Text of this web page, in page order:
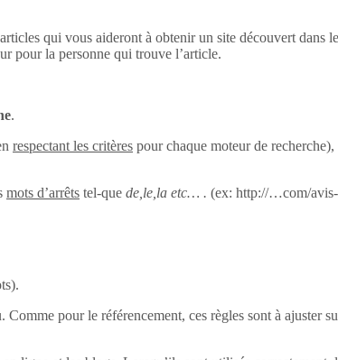
qui vous aideront à obtenir un site découvert dans
pour la personne qui trouve l’article.
.
respectant les critères pour chaque moteur de
mots d’arrêts tel-que de,le,la etc… . (ex: http://…com/
pour le référencement, ces règles sont à ajuster